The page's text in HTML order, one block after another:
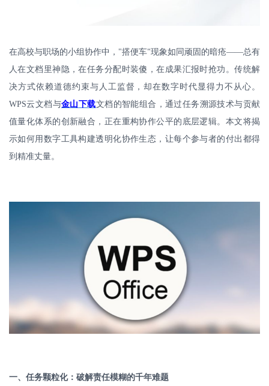
在高校与职场的小组协作中， "搭便车"现象如同顽固的暗疮——总有
人在文档里神隐，在任务分配时装傻，在成果汇报时抢功。传统解
决方式依赖道德约束与人工监督，却在数字时代显得力不从心。
WPS云文档与金山下载文档的智能组合，通过任务溯源技术与贡献
值量化体系的创新融合，正在重构协作公平的底层逻辑。本文将揭
示如何用数字工具构建透明化协作生态，让每个参与者的付出都得
到精准丈量。
一、任务颗粒化：破解责任模糊的千年难题